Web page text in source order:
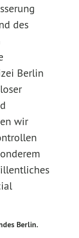
des
Berlin
wir
Berlin.